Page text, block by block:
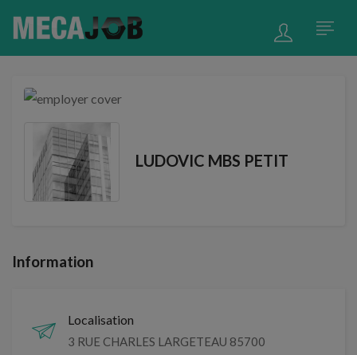
LUDOVIC MBS PETIT
Information
Localisation
3 RUE CHARLES LARGETEAU 85700